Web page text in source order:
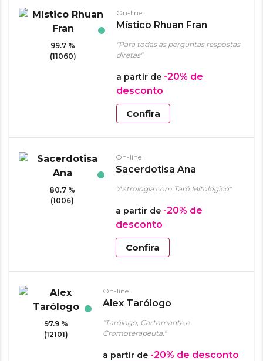
99.7 %
(11060)
On-line
Místico Rhuan Fran
"Para todas as perguntas respostas
diretas"
a partir de -20% de
desconto
Confira
80.7 %
(1006)
On-line
Sacerdotisa Ana
"Astrologia com Tarô Mitológico"
a partir de -20% de
desconto
Confira
97.9 %
(12101)
On-line
Alex Tarólogo
"Tarólogo, Cartomante e
Cromoterapeuta."
a partir de -20% de desconto